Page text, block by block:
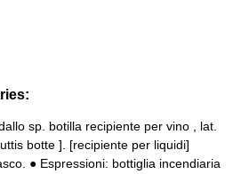
sp. botilla recipiente per vino , lat.
botte ]. [recipiente per liquidi]
● Espressioni: bottiglia incendiaria